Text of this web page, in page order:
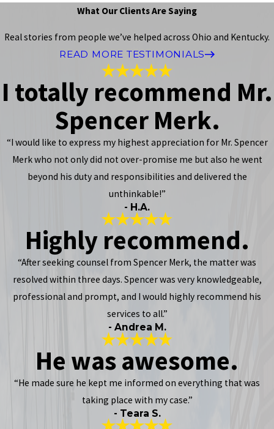
What Our Clients Are Saying
Real stories from people we’ve helped across Ohio and Kentucky.
READ MORE TESTIMONIALS
I totally recommend Mr.
Spencer Merk.
“I would like to express my highest appreciation for Mr. Spencer
Merk who not only did not over-promise me but also he went
beyond his duty and responsibilities and delivered the
unthinkable!”
- H.A.
Highly recommend.
“After seeking counsel from Spencer Merk, the matter was
resolved within three days. Spencer was very knowledgeable,
professional and prompt, and I would highly recommend his
services to all.”
- Andrea M.
He was awesome.
“He made sure he kept me informed on everything that was
taking place with my case.”
- Teara S.